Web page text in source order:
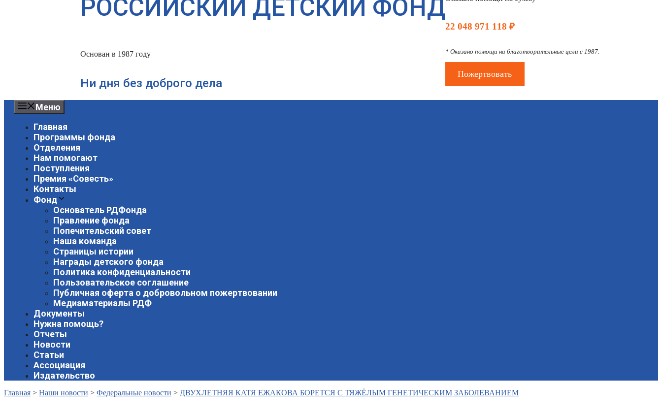
РОССИЙСКИЙ ДЕТСКИЙ ФОНД
Основан в 1987 году
Ни дня без доброго дела
22 048 971 118 ₽
* Оказано помощи на благотворительные цели с 1987.
Пожертвовать
Меню
Главная
Программы фонда
Отделения
Нам помогают
Поступления
Премия «Совесть»
Контакты
Фонд
Основатель РДФонда
Правление фонда
Попечительский совет
Наша команда
Страницы истории
Награды детского фонда
Политика конфиденциальности
Пользовательское соглашение
Публичная оферта о добровольном пожертвовании
Медиаматериалы РДФ
Документы
Нужна помощь?
Отчеты
Новости
Статьи
Ассоциация
Издательство
Главная > Наши новости > Федеральные новости > ДВУХЛЕТНЯЯ КАТЯ ЕЖАКОВА БОРЕТСЯ С ТЯЖЁЛЫМ ГЕНЕТИЧЕСКИМ ЗАБОЛЕВАНИЕМ